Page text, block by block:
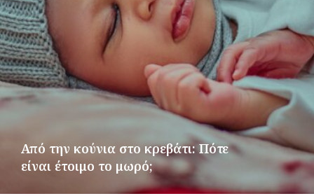
Από την κούνια στο κρεβάτι: Πότε
είναι έτοιμο το μωρό;